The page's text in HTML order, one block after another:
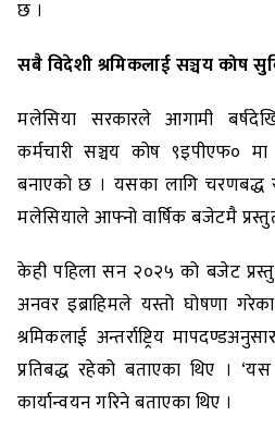
छ ।
सबै विदेशी श्रमिकलाई सञ्चय कोष
मलेसिया सरकारले आगामी
कर्मचारी सञ्चय कोष ९इपीएफ० मा
बनाएको छ । यसका लागि चरणबद्ध
मलेसियाले आफ्नो वार्षिक बजेटमै
केही पहिला सन २०२५ को बजेट
अनवर इब्राहिमले यस्तो घोषणा
श्रमिकलाई अन्तर्राष्ट्रिय
प्रतिबद्ध रहेको बताएका थिए ।
कार्यान्वयन गरिने बताएका थिए ।